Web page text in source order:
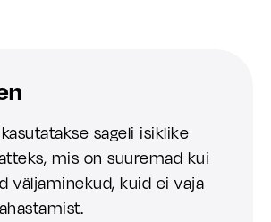
sageli isiklike
mis on suuremad kui
väljaminekud, kuid ei vaja